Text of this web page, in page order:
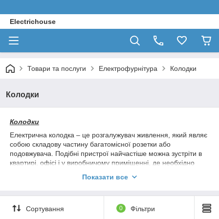
Electrichouse
Товари та послуги Електрофурнітура Колодки
Колодки
Колодки
Електрична колодка – це розгалужувач живлення, який являє
собою складову частину багатомісної розетки або
подовжувача. Подібні пристрої найчастіше можна зустріти в
квартирі, офісі і у виробничому приміщенні, де необхідно
колодки створюється з стійкою до термічної навантаженні і
горіння.
Показати все
Сортування 0 Фільтри